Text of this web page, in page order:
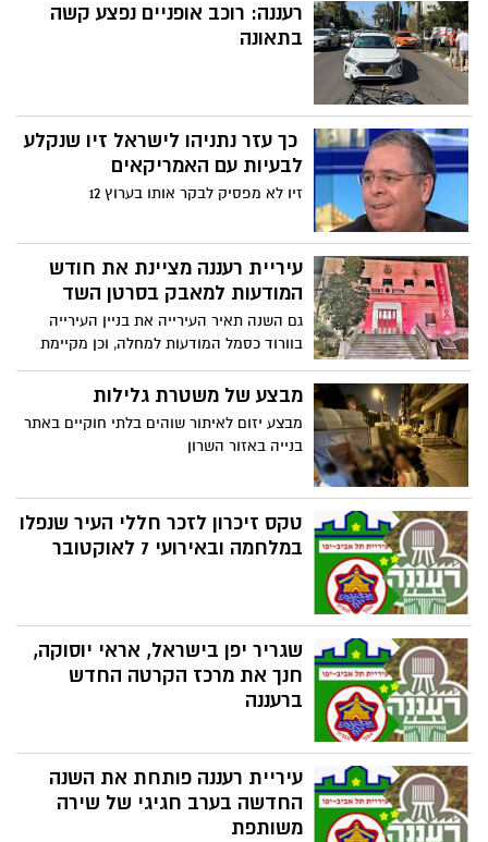
רעננה: רוכב אופניים נפצע קשה
בתאונה
כך עזר נתניהו לישראל זיו שנקלע
לבעיות עם האמריקאים
זיו לא מפסיק לבקר אותו בערוץ 12
עיריית רעננה מציינת את חודש
המודעות למאבק בסרטן השד
גם השנה תאיר העירייה את בניין העירייה
בוורוד כסמל המודעות למחלה, וכן מקיימת
שורת פעילויות קהילתיות, הרצאות וסדנאות
להגברת המודעות לגילוי מוקדם
מבצע של משטרת גלילות
מבצע יזום לאיתור שוהים בלתי חוקיים באתר
בנייה באזור השרון
טקס זיכרון לזכר חללי העיר שנפלו
במלחמה ובאירועי 7 לאוקטובר
שגריר יפן בישראל, אראי יוסוקה,
חנך את מרכז הקרטה החדש
ברעננה
עיריית רעננה פותחת את השנה
החדשה בערב חגיגי של שירה
משותפת